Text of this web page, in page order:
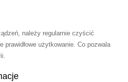
należy regularnie czyścić
prawidłowe użytkowanie. Co pozwala